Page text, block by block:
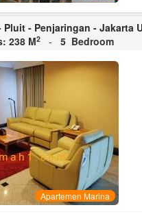
Pluit - Penjaringan - Jakarta
238 M2 - 5 Bedroom
Apartemen Marina